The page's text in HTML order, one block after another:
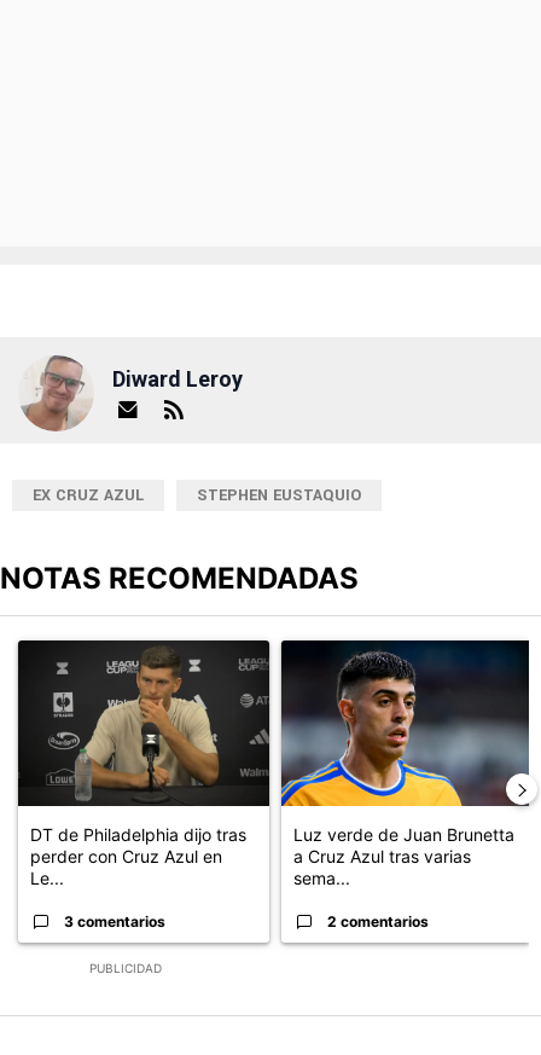
Diward Leroy
EX CRUZ AZUL STEPHEN EUSTAQUIO
NOTAS RECOMENDADAS
PUBLICIDAD
Un artículo de tendencia con el título "DT de Philadelphia dijo
DT de Philadelphia dijo tras
perder con Cruz Azul en
Le...
3 comentarios
Un artículo de tendencia con
Luz verde de Juan Brunetta
a Cruz Azul tras varias
sema...
2 comentarios